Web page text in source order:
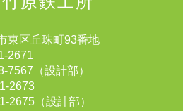
東区丘珠町93番地
2671
7567 （設計部）
2673
2675（設計部）